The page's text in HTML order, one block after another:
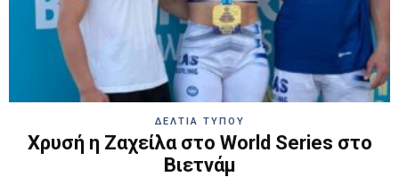
ΔΕΛΤΙΑ ΤΥΠΟΥ
Χρυσή η Ζαχείλα στο World Series στο
Βιετνάμ